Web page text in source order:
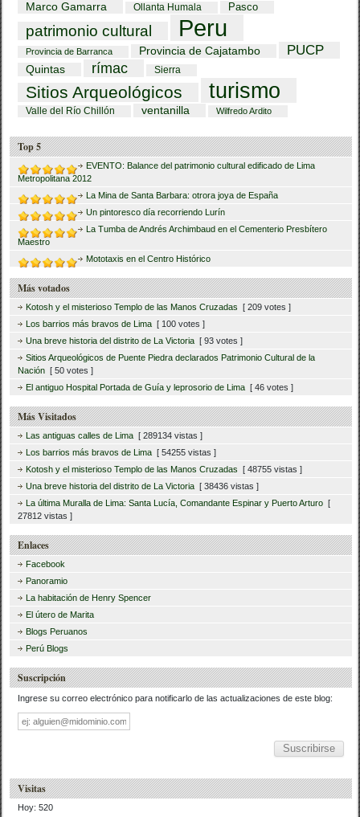
Marco Gamarra Ollanta Humala Pasco
patrimonio cultural Peru
Provincia de Barranca Provincia de Cajatambo PUCP
Quintas rímac Sierra
Sitios Arqueológicos turismo
Valle del Río Chillón ventanilla Wilfredo Ardito
Top 5
EVENTO: Balance del patrimonio cultural edificado de Lima
Metropolitana 2012
La Mina de Santa Barbara: otrora joya de España
Un pintoresco día recorriendo Lurín
La Tumba de Andrés Archimbaud en el Cementerio Presbítero
Maestro
Mototaxis en el Centro Histórico
Más votados
Kotosh y el misterioso Templo de las Manos Cruzadas [ 209 votes ]
Los barrios más bravos de Lima [ 100 votes ]
Una breve historia del distrito de La Victoria [ 93 votes ]
Sitios Arqueológicos de Puente Piedra declarados Patrimonio Cultural de la
Nación [ 50 votes ]
El antiguo Hospital Portada de Guía y leprosorio de Lima [ 46 votes ]
Más Visitados
Las antiguas calles de Lima [ 289134 vistas ]
Los barrios más bravos de Lima [ 54255 vistas ]
Kotosh y el misterioso Templo de las Manos Cruzadas [ 48755 vistas ]
Una breve historia del distrito de La Victoria [ 38436 vistas ]
La última Muralla de Lima: Santa Lucía, Comandante Espinar y Puerto Arturo [
27812 vistas ]
Enlaces
Facebook
Panoramio
La habitación de Henry Spencer
El útero de Marita
Blogs Peruanos
Perú Blogs
Suscripción
Ingrese su correo electrónico para notificarlo de las actualizaciones de este blog:
Dirección
de
correo
Visitas
Hoy: 520